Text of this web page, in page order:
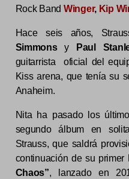
Rock Band Winger, Kip
Hace seis años,
Simmonsy Paul
guitarrista oficial del
Kiss arena, que tenía su
Anaheim.
Nita ha pasado los
segundo álbum en
Strauss, que saldrá
continuación de su primer
Chaos”, lanzado en